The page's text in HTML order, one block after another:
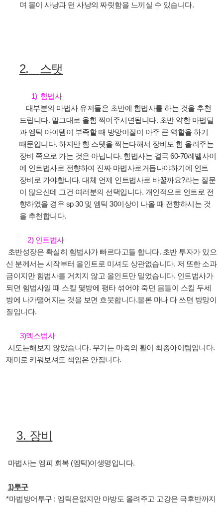
며 몰이 사냥과 턴 사냥의 짜릿함을 느끼실 수 있습니다.
2. 스탯
1) 힘법사
대부분의 마법사 유저들은 초반에 힘법사를 하는 것을 추천
드립니다. 말그대로 올힘 찍어주시면됩니다. 초반 약한 마법딜
과 엠틱 아이템이 부족할 때 방망이질이 아주 큰 역할을 하기
때문입니다.하지만 힘 스텟을 찍는다해서 장비도 힘 올려주는
장비 쪽으로 가는 것은 아닙니다. 힘법사는 결국 60-70레벨사이
에 인트법사로 전향하여 진짜 마법사로거듭나야하기에 인트
장비로 가야합니다.대체 언제 인트법사로 바꿀까요?라는 질문
이 많으신데 그건 여러분의 선택입니다. 개인적으로 인트로 전
향하였을 경우 sp 30 및 엠틱 30이상이 나올 때 전향하시는 것
을 추천합니다.
2) 인트법사
초반성장은 확실히 힘법사가 빠르다고들 합니다. 초반 투자가 있으
신 분께서는 시작부터 올인트로 미셔도 상관없습니다. 저 또한 소과
금이지만 힘법사를 거치지 않고 올인트만 밀었습니다. 인트법사가
되면 힘법사일 때 스킬 몇방에 평타 섞어야 죽던 몹들이 스킬 두세
방에 나가떨어지는 것을 보면 흐뭇합니다.물론 마나 다 쓰면 방망이
질입니다.
3)덱스법사
시도는해보지 않았습니다. 무기는 마족의 활이 최종아이템입니다.
재미로 키워보셔도 책임은 안집니다.
3. 장비
마법사는 엠피 회복 (엠틱)이생명입니다.
1)투구
*마법방어투구 : 엠틱은없지만 마방도 올려주고 고강은 극후반까지